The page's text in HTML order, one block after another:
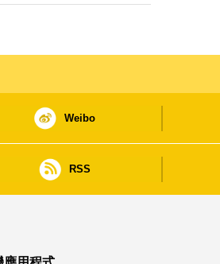
Weibo
RSS